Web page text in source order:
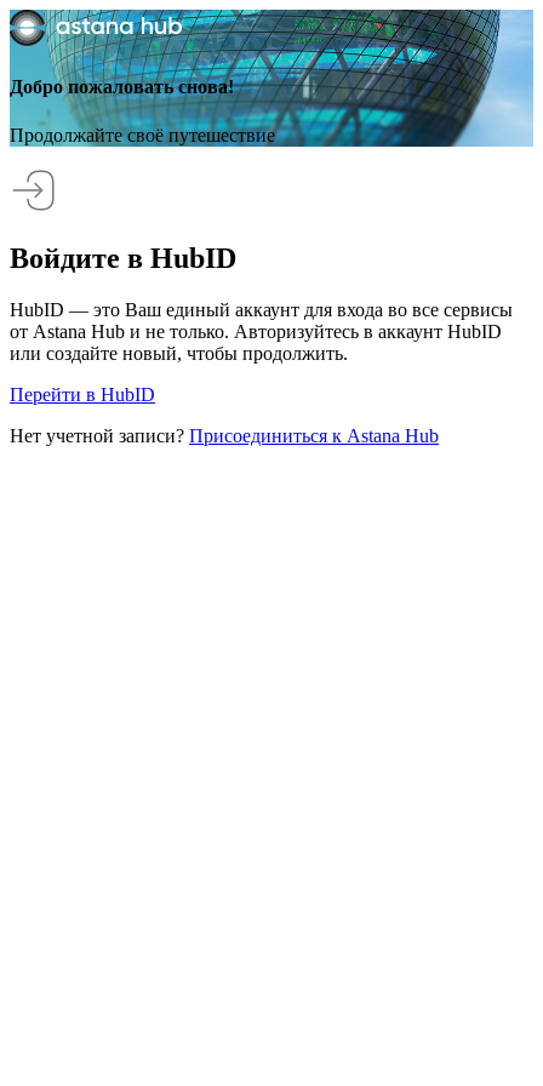
Добро пожаловать снова!
Продолжайте своё путешествие
Войдите в HubID
HubID — это Ваш единый аккаунт для входа во все сервисы
от Astana Hub и не только. Авторизуйтесь в аккаунт HubID
или создайте новый, чтобы продолжить.
Перейти в HubID
Нет учетной записи? Присоединиться к Astana Hub